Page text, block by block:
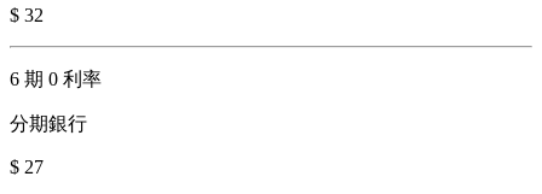
$ 32
6 期 0 利率
分期銀行
$ 27